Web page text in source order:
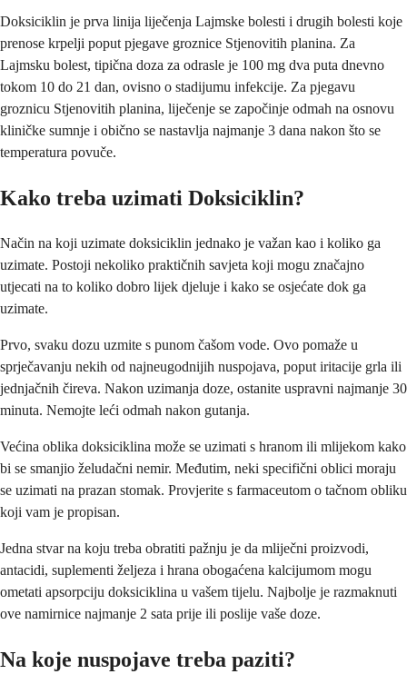
Doksiciklin je prva linija liječenja Lajmske bolesti i drugih bolesti koje
prenose krpelji poput pjegave groznice Stjenovitih planina. Za
Lajmsku bolest, tipična doza za odrasle je 100 mg dva puta dnevno
tokom 10 do 21 dan, ovisno o stadijumu infekcije. Za pjegavu
groznicu Stjenovitih planina, liječenje se započinje odmah na osnovu
kliničke sumnje i obično se nastavlja najmanje 3 dana nakon što se
temperatura povuče.
Kako treba uzimati Doksiciklin?
Način na koji uzimate doksiciklin jednako je važan kao i koliko ga
uzimate. Postoji nekoliko praktičnih savjeta koji mogu značajno
utjecati na to koliko dobro lijek djeluje i kako se osjećate dok ga
uzimate.
Prvo, svaku dozu uzmite s punom čašom vode. Ovo pomaže u
sprječavanju nekih od najneugodnijih nuspojava, poput iritacije grla ili
jednjačnih čireva. Nakon uzimanja doze, ostanite uspravni najmanje 30
minuta. Nemojte leći odmah nakon gutanja.
Većina oblika doksiciklina može se uzimati s hranom ili mlijekom kako
bi se smanjio želudačni nemir. Međutim, neki specifični oblici moraju
se uzimati na prazan stomak. Provjerite s farmaceutom o tačnom obliku
koji vam je propisan.
Jedna stvar na koju treba obratiti pažnju je da mliječni proizvodi,
antacidi, suplementi željeza i hrana obogaćena kalcijumom mogu
ometati apsorpciju doksiciklina u vašem tijelu. Najbolje je razmaknuti
ove namirnice najmanje 2 sata prije ili poslije vaše doze.
Na koje nuspojave treba paziti?